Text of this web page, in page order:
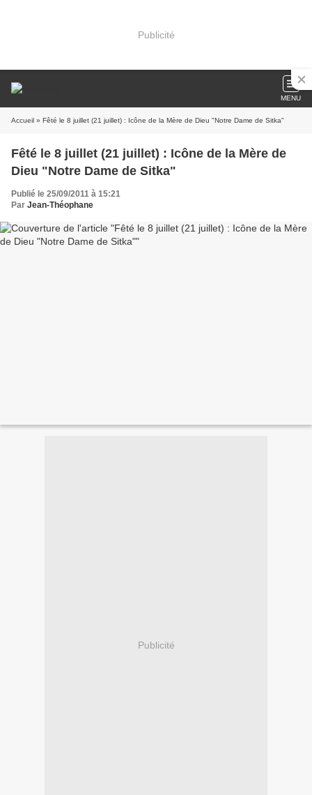
Publicité
MENU
Accueil » Fêté le 8 juillet (21 juillet) : Icône de la Mère de Dieu "Notre Dame de Sitka"
Fêté le 8 juillet (21 juillet) : Icône de la Mère de
Dieu "Notre Dame de Sitka"
Publié le 25/09/2011 à 15:21
Par Jean-Théophane
Publicité